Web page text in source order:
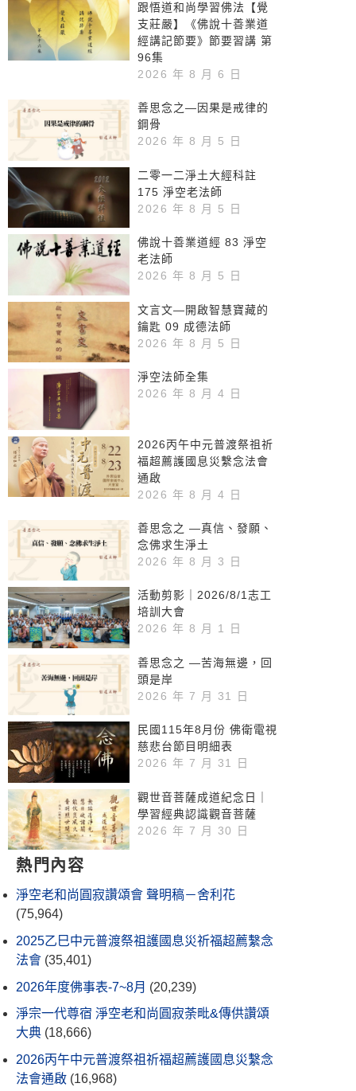
跟悟道和尚學習佛法【覺
支莊嚴】《佛說十善業道
經講記節要》節要習講 第
96集
2026 年 8 月 6 日
善思念之—因果是戒律的
鋼骨
2026 年 8 月 5 日
二零一二淨土大經科註
175 淨空老法師
2026 年 8 月 5 日
佛說十善業道經 83 淨空
老法師
2026 年 8 月 5 日
文言文—開啟智慧寶藏的
鑰匙 09 成德法師
2026 年 8 月 5 日
淨空法師全集
2026 年 8 月 4 日
2026丙午中元普渡祭祖祈
福超薦護國息災繫念法會
通啟
2026 年 8 月 4 日
善思念之 —真信、發願、
念佛求生淨土
2026 年 8 月 3 日
活動剪影｜2026/8/1志工
培訓大會
2026 年 8 月 1 日
善思念之 —苦海無邊，回
頭是岸
2026 年 7 月 31 日
民國115年8月份 佛衛電視
慈悲台節目明細表
2026 年 7 月 31 日
觀世音菩薩成道紀念日｜
學習經典認識觀音菩薩
2026 年 7 月 30 日
熱門內容
淨空老和尚圓寂讚頌會 聲明稿－舍利花
(75,964)
2025乙巳中元普渡祭祖護國息災祈福超薦繫念
法會 (35,401)
2026年度佛事表-7~8月 (20,239)
淨宗一代尊宿 淨空老和尚圓寂荼毗&傳供讚頌
大典 (18,666)
2026丙午中元普渡祭祖祈福超薦護國息災繫念
法會通啟 (16,968)